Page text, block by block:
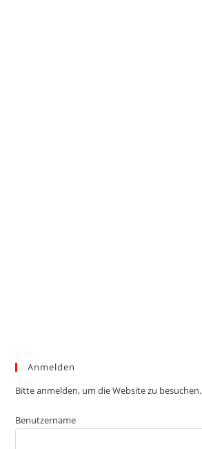
Anmelden
Bitte anmelden, um die Website zu besuchen.
Benutzername